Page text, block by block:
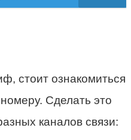
стоит ознакомиться
Сделать это
каналов связи: